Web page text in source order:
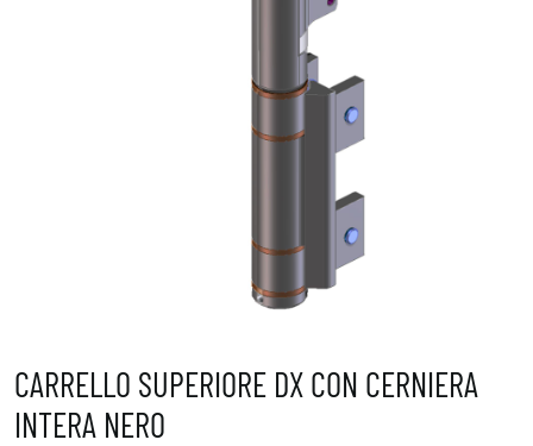
CARRELLO SUPERIORE DX CON CERNIERA
INTERA NERO